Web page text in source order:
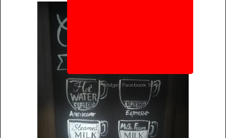
Widget Facebook SEO